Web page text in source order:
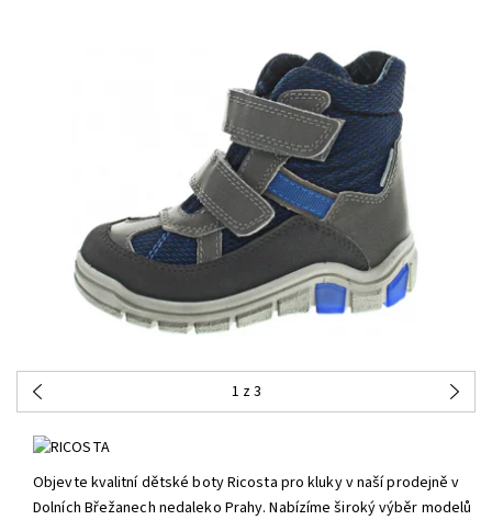
1 z 3
Objevte kvalitní dětské boty Ricosta pro kluky v naší prodejně v
Dolních Břežanech nedaleko Prahy. Nabízíme široký výběr modelů